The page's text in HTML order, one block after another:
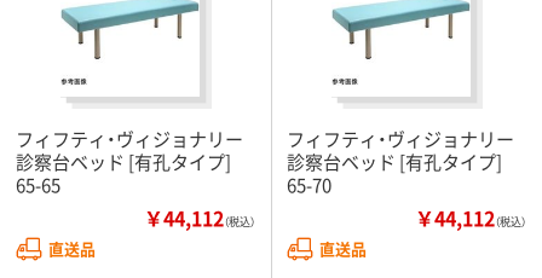
フィフティ・ヴィジョナリー
診察台ベッド [有孔タイプ]
65-65
￥44,112（税込）
直送品
フィフティ・ヴィジョナリー
診察台ベッド [有孔タイプ]
65-70
￥44,112（税込）
直送品